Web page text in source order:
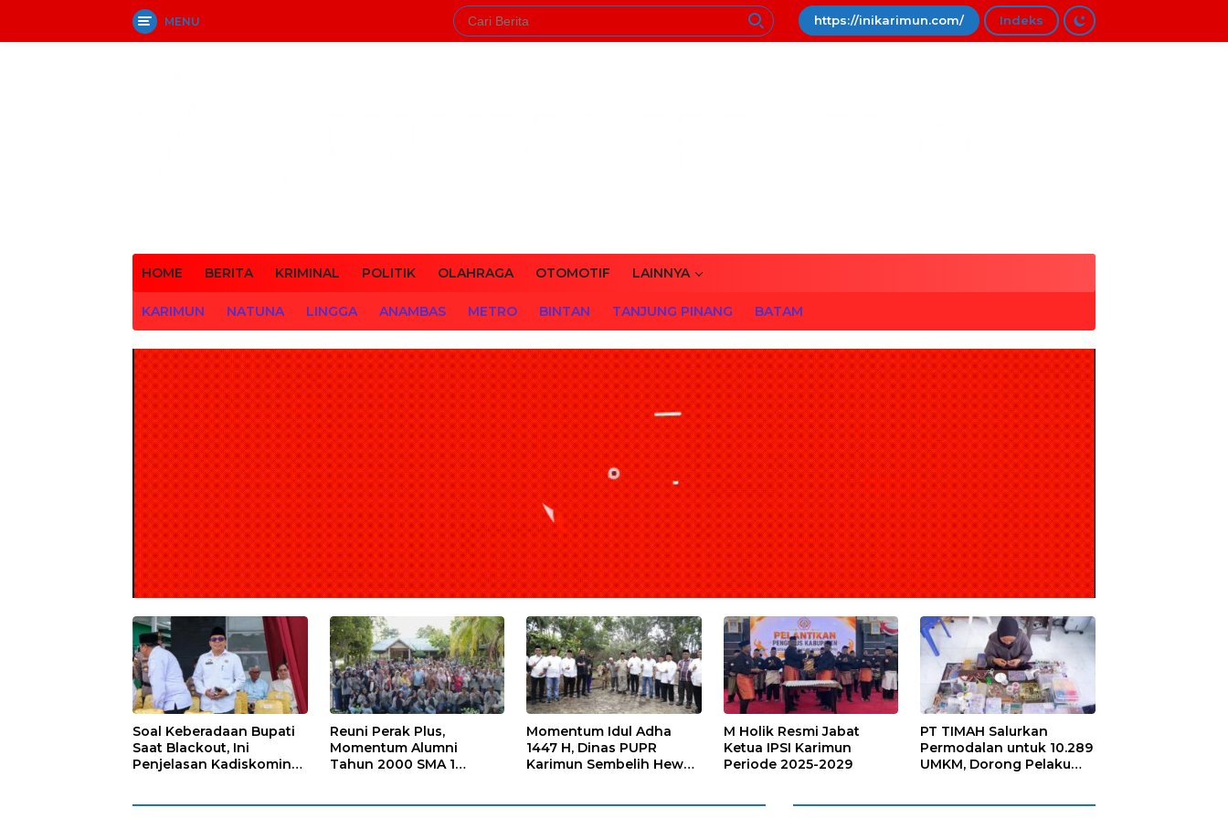
MENU https://inikarimun.com/ Indeks
HOME BERITA KRIMINAL POLITIK OLAHRAGA OTOMOTIF LAINNYA
KARIMUN NATUNA LINGGA ANAMBAS METRO BINTAN TANJUNG PINANG BATAM
Soal Keberadaan Bupati
Saat Blackout, Ini
Penjelasan Kadiskominfo
Reuni Perak Plus,
Momentum Alumni
Tahun 2000 SMA 1
Momentum Idul Adha
1447 H, Dinas PUPR
Karimun Sembelih Hewan
M Holik Resmi Jabat
Ketua IPSI Karimun
Periode 2025-2029
PT TIMAH Salurkan
Permodalan untuk 10.289
UMKM, Dorong Pelaku